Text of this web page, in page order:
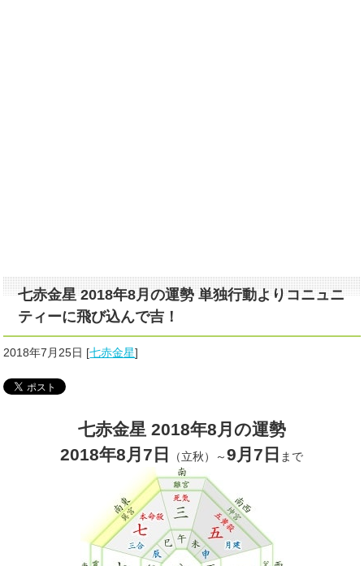
七赤金星 2018年8月の運勢 単独行動よりコニュニ
ティーに飛び込んで吉！
2018年7月25日 [七赤金星]
七赤金星 2018年8月の運勢
2018年8月7日
（立秋）～9月7日 まで